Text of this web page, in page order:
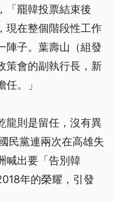
「罷韓投票結束後
現在整個階段性工作
陣子。葉壽山（組發
策會的副執行長，新
。」
龍則是留任，沒有異
民黨連兩次在高雄失
喊出要「告別韓
年的榮耀，引發